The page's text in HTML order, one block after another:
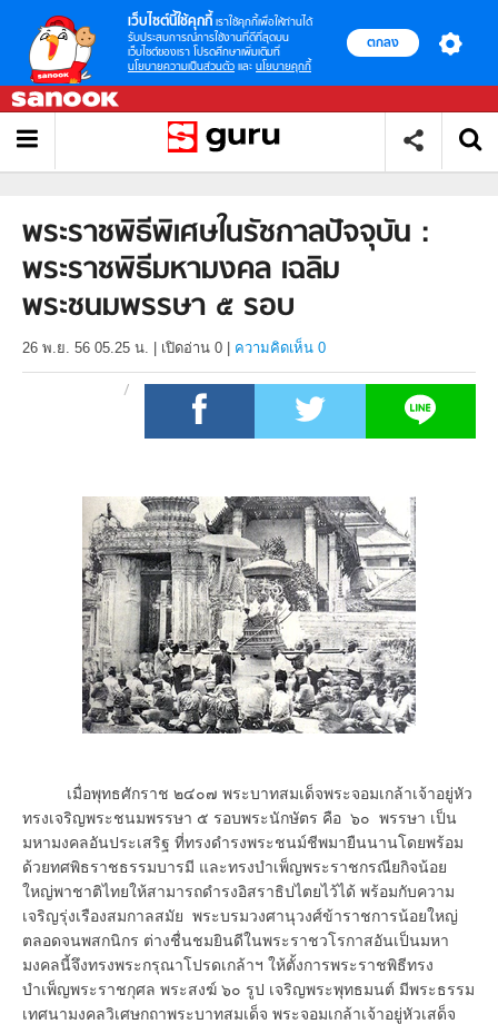
เว็บไซต์นี้ใช้คุกกี้ เราใช้คุกกี้เพื่อให้ท่านได้
รับประสบการณ์การใช้งานที่ดีที่สุดบน
เว็บไซต์ของเรา โปรดศึกษาเพิ่มเติมที่
นโยบายความเป็นส่วนตัว และ นโยบายคุกกี้
ตกลง
พระราชพิธีพิเศษในรัชกาลปัจจุบัน :
พระราชพิธีมหามงคล เฉลิม
พระชนมพรรษา ๕ รอบ
26 พ.ย. 56 05.25 น. เปิดอ่าน 0 ความคิดเห็น 0
เมื่อพุทธศักราช ๒๔๐๗ พระบาทสมเด็จพระจอมเกล้าเจ้าอยู่หัว
ทรงเจริญพระชนมพรรษา ๕ รอบพระนักษัตร คือ ๖๐ พรรษา เป็น
มหามงคลอันประเสริฐ ที่ทรงดำรงพระชนม์ชีพมายืนนานโดยพร้อม
ด้วยทศพิธราชธรรมบารมี และทรงบำเพ็ญพระราชกรณียกิจน้อย
ใหญ่พาชาติไทยให้สามารถดำรงอิสราธิปไตยไว้ได้ พร้อมกับความ
เจริญรุ่งเรืองสมกาลสมัย พระบรมวงศานุวงศ์ข้าราชการน้อยใหญ่
ตลอดจนพสกนิกร ต่างชื่นชมยินดีในพระราชวโรกาสอันเป็นมหา
มงคลนี้จึงทรงพระกรุณาโปรดเกล้าฯ ให้ตั้งการพระราชพิธีทรง
บำเพ็ญพระราชกุศล พระสงฆ์ ๖๐ รูป เจริญพระพุทธมนต์ มีพระธรรม
เทศนามงคลวิเศษกถาพระบาทสมเด็จ พระจอมเกล้าเจ้าอยู่หัวเสด็จ